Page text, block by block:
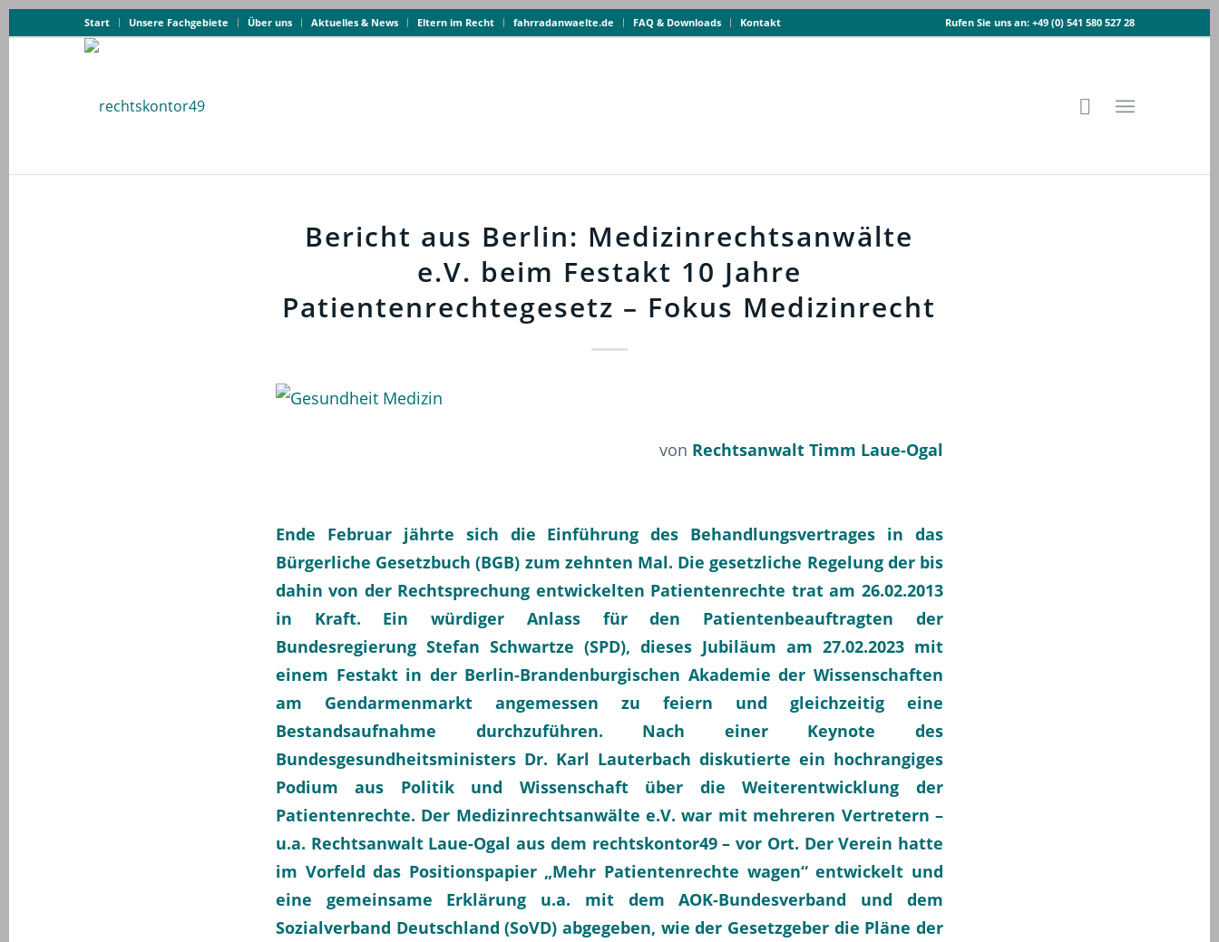
Start Unsere Fachgebiete Über uns Aktuelles & News Eltern im Recht fahrradanwaelte.de FAQ & Downloads Kontakt Rufen Sie uns an: +49 (0) 541 580 527 28
Bericht aus Berlin: Medizinrechtsanwälte
e.V. beim Festakt 10 Jahre
Patientenrechtegesetz – Fokus Medizinrecht
von Rechtsanwalt Timm Laue-Ogal
Ende Februar jährte sich die Einführung des Behandlungsvertrages in das
Bürgerliche Gesetzbuch (BGB) zum zehnten Mal. Die gesetzliche Regelung der bis
dahin von der Rechtsprechung entwickelten Patientenrechte trat am 26.02.2013
in Kraft. Ein würdiger Anlass für den Patientenbeauftragten der
Bundesregierung Stefan Schwartze (SPD), dieses Jubiläum am 27.02.2023 mit
einem Festakt in der Berlin-Brandenburgischen Akademie der Wissenschaften
am Gendarmenmarkt angemessen zu feiern und gleichzeitig eine
Bestandsaufnahme durchzuführen. Nach einer Keynote des
Bundesgesundheitsministers Dr. Karl Lauterbach diskutierte ein hochrangiges
Podium aus Politik und Wissenschaft über die Weiterentwicklung der
Patientenrechte. Der Medizinrechtsanwälte e.V. war mit mehreren Vertretern –
u.a. Rechtsanwalt Laue-Ogal aus dem rechtskontor49 – vor Ort. Der Verein hatte
im Vorfeld das Positionspapier „Mehr Patientenrechte wagen“ entwickelt und
eine gemeinsame Erklärung u.a. mit dem AOK-Bundesverband und dem
Sozialverband Deutschland (SoVD) abgegeben, wie der Gesetzgeber die Pläne der